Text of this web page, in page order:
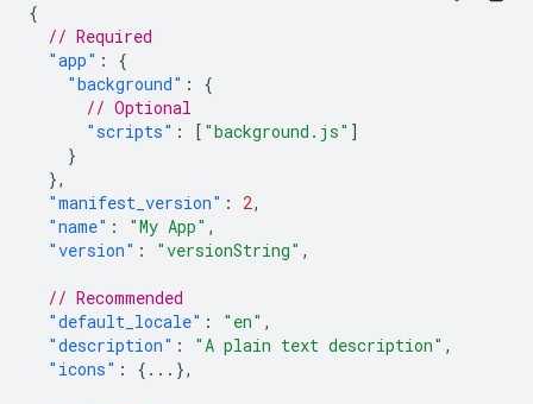
{
// Required
"app" :
{
"background" :
{
// Optional
"scripts" : [ "background.js" ]
}
},
"manifest_version" : 2,
"name" : "My App" ,
"version" : "versionString" ,
// Recommended
"default_locale" : "en" ,
"description" : "A plain text description" ,
"icons" : { ... },